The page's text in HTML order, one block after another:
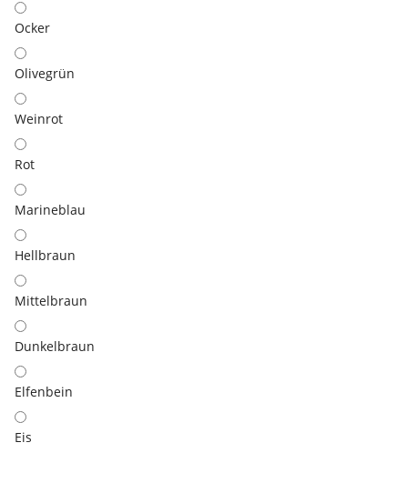
Ocker
Olivegrün
Weinrot
Rot
Marineblau
Hellbraun
Mittelbraun
Dunkelbraun
Elfenbein
Eis